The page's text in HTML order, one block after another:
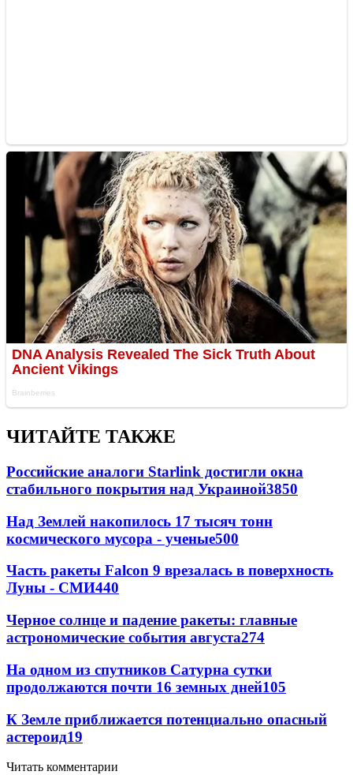
ЧИТАЙТЕ ТАКЖЕ
Российские аналоги Starlink достигли окна
стабильного покрытия над Украиной3850
Над Землей накопилось 17 тысяч тонн
космического мусора - ученые500
Часть ракеты Falcon 9 врезалась в поверхность
Луны - СМИ440
Черное солнце и падение ракеты: главные
астрономические события августа274
На одном из спутников Сатурна сутки
продолжаются почти 16 земных дней105
К Земле приближается потенциально опасный
астероид19
Читать комментарии